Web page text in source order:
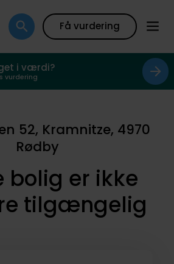
Få vurdering
i værdi?
vurdering
52, Kramnitze, 4970
Rødby
bolig er ikke
tilgængelig